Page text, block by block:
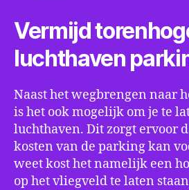
Vermijd
luchthaven
Naast het wegbrengen naar
is het ook mogelijk om je te
luchthaven. Dit zorgt ervoor
kosten van de parking kan
weet kost het namelijk een
op het vliegveld te laten